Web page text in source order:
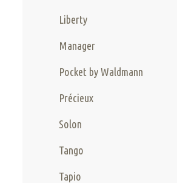
Liberty
Manager
Pocket by Waldmann
Précieux
Solon
Tango
Tapio